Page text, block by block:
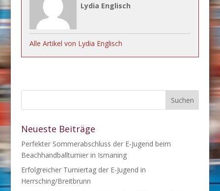
Lydia Englisch
Alle Artikel von Lydia Englisch
Neueste Beiträge
Perfekter Sommerabschluss der E-Jugend beim
Beachhandballturnier in Ismaning
Erfolgreicher Turniertag der E-Jugend in
Herrsching/Breitbrunn